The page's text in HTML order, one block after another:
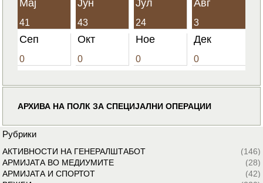
Мај
41
Јун
43
Јул
24
Авг
3
Сеп
0
Окт
0
Ное
0
Дек
0
АРХИВА НА ПОЛК ЗА СПЕЦИЈАЛНИ ОПЕРАЦИИ
Рубрики
АКТИВНОСТИ НА ГЕНЕРАЛШТАБОТ
(146)
АРМИЈАТА ВО МЕДИУМИТЕ
(28)
АРМИЈАТА И СПОРТОТ
(42)